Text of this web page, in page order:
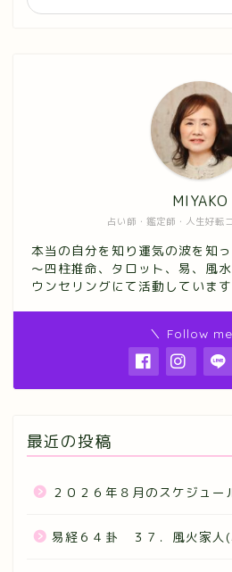
占い師・鑑定師・人生好転
MIYAKO
本当の自分を知り運気の波を知
～四柱推命、タロット、易、風
ウンセリングにて活動しています
＼ Follow
最近の投稿
２０２６年８月のスケジュ
易経６４卦 ３７．風火家人(